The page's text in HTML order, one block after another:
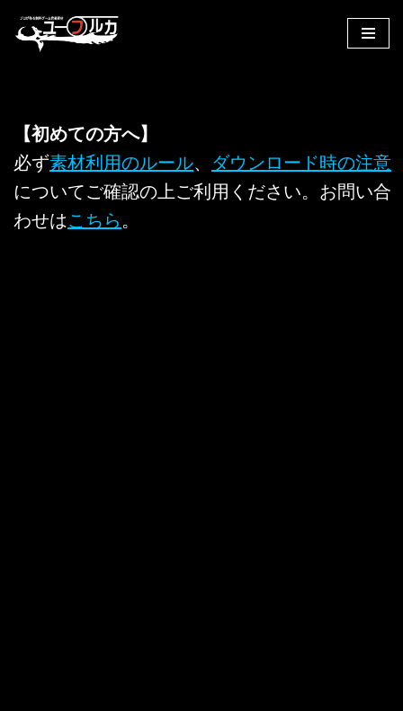
へ
キ
ッ
【初めての方へ】
必ず素材利用のルール、 ダウンロード時の注意
についてご確認の上ご利用ください。お問い合
わせはこちら 。